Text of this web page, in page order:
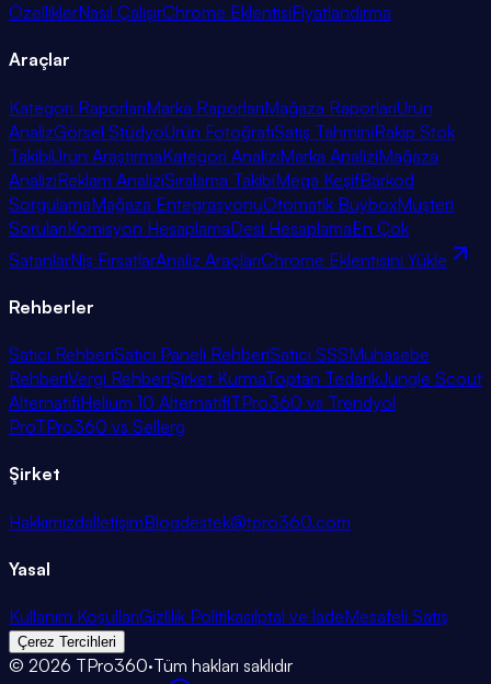
ÖzelliklerNasıl ÇalışırChrome EklentisiFiyatlandırma
Araçlar
Kategori RaporlarıMarka RaporlarıMağaza RaporlarıÜrün
AnalizGörsel StüdyoÜrün FotoğrafıSatış TahminiRakip Stok
TakibiÜrün AraştırmaKategori AnaliziMarka AnaliziMağaza
AnaliziReklam AnaliziSıralama TakibiMega KeşifBarkod
SorgulamaMağaza EntegrasyonuOtomatik BuyboxMüşteri
SorularıKomisyon HesaplamaDesi HesaplamaEn Çok
SatanlarNiş FırsatlarAnaliz AraçlarıChrome Eklentisini Yükle
Rehberler
Satıcı RehberiSatıcı Paneli RehberiSatıcı SSSMuhasebe
RehberiVergi RehberiŞirket KurmaToptan TedarikJungle Scout
AlternatifiHelium 10 AlternatifiTPro360 vs Trendyol
ProTPro360 vs Sellerg
Şirket
HakkımızdaİletişimBlogdestek@tpro360.com
Yasal
Kullanım KoşullarıGizlilik Politikasıİptal ve İadeMesafeli Satış
Çerez Tercihleri
© 2026 TPro360·Tüm hakları saklıdır